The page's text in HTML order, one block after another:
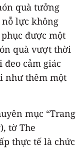
quà tưởng
lực không
được một
quà vượt thời
đeo cảm giác
như thêm một
mục “Trang
tờ The
thực tế là chức